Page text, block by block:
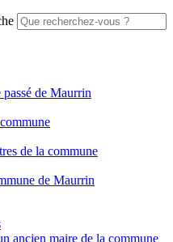
de Maurrin
de la commune
de Maurrin
ancien maire de la commune